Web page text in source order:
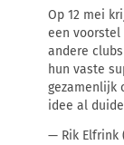
Op 12 mei
een voorstel
andere
hun vaste
gezamenlijk
idee al
— Rik Elfrink